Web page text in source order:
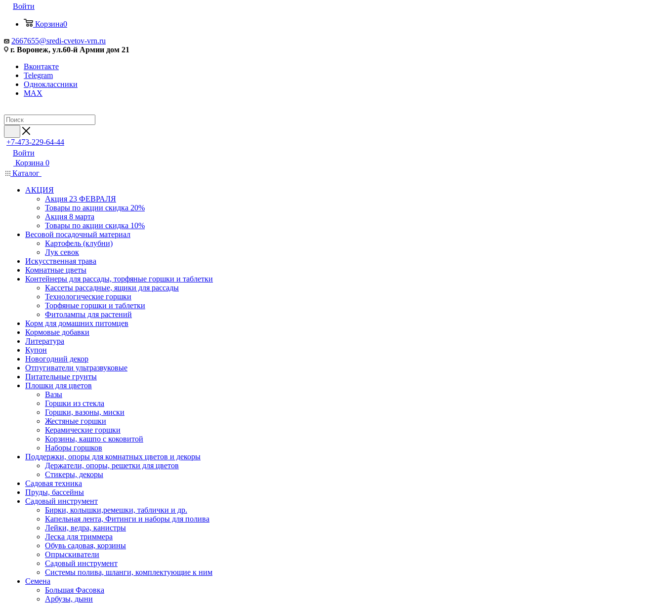
Войти
Корзина0
2667655@sredi-cvetov-vrn.ru
г. Воронеж, ул.60-й Армии дом 21
Вконтакте
Telegram
Одноклассники
MAX
+7-473-229-64-44
Войти
Корзина 0
Каталог
АКЦИЯ
Акция 23 ФЕВРАЛЯ
Товары по акции скидка 20%
Акция 8 марта
Товары по акции скидка 10%
Весовой посадочный материал
Картофель (клубни)
Лук севок
Искусственная трава
Комнатные цветы
Контейнеры для рассады, торфяные горшки и таблетки
Кассеты рассадные, ящики для рассады
Технологические горшки
Торфяные горшки и таблетки
Фитолампы для растений
Корм для домашних питомцев
Кормовые добавки
Литература
Купон
Новогодний декор
Отпугиватели ультразвуковые
Питательные грунты
Плошки для цветов
Вазы
Горшки из стекла
Горшки, вазоны, миски
Жестяные горшки
Керамические горшки
Корзины, кашпо с коковитой
Наборы горшков
Поддержки, опоры для комнатных цветов и декоры
Держатели, опоры, решетки для цветов
Стикеры, декоры
Садовая техника
Пруды, бассейны
Садовый инструмент
Бирки, колышки,ремешки, таблички и др.
Капельная лента, Фитинги и наборы для полива
Лейки, ведра, канистры
Леска для триммера
Обувь садовая, корзины
Опрыскиватели
Садовый инструмент
Системы полива, шланги, комплектующие к ним
Семена
Большая Фасовка
Арбузы, дыни